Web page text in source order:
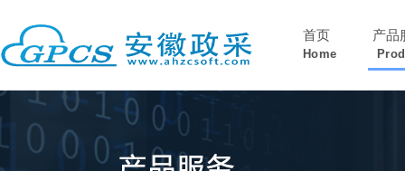
首页
Home
产品